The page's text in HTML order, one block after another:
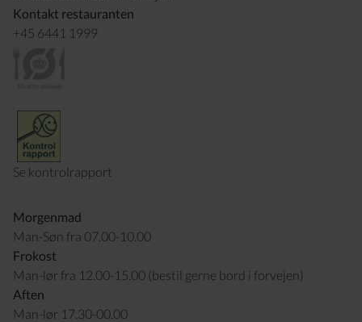
Kontakt restauranten
+45 6441 1999
Se kontrolrapport
Morgenmad
Man-Søn fra 07.00-10.00
Frokost
Man-lør fra 12.00-15.00 (bestil gerne bord i forvejen)
Aften
Man-lør 17.30-00.00